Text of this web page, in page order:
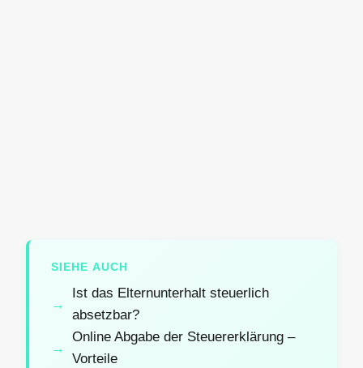
SIEHE AUCH
Ist das Elternunterhalt steuerlich
absetzbar?
Online Abgabe der Steuererklärung –
Vorteile